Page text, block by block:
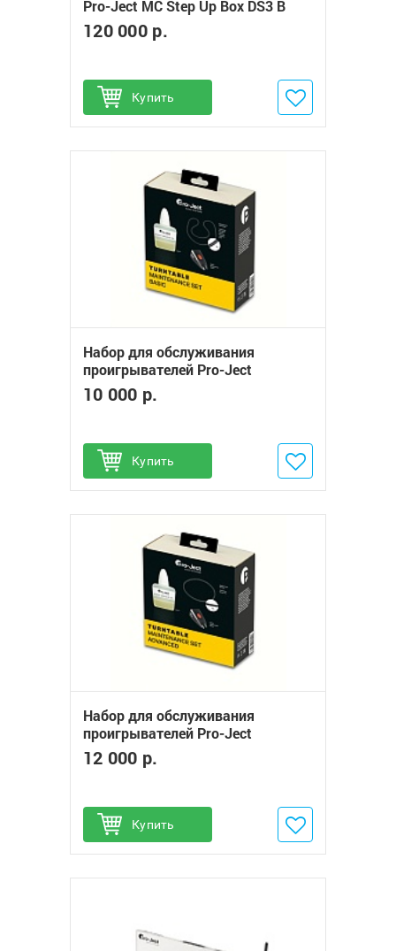
Pro-Ject MC Step Up Box DS3 B
120 000 р.
Купить
Добавить в избранное
Набор для обслуживания
проигрывателей Pro-Ject
Maintenance Set Basic
10 000 р.
Купить
Добавить в избранное
Набор для обслуживания
проигрывателей Pro-Ject
Maintenance Set Advanced
12 000 р.
Купить
Добавить в избранное